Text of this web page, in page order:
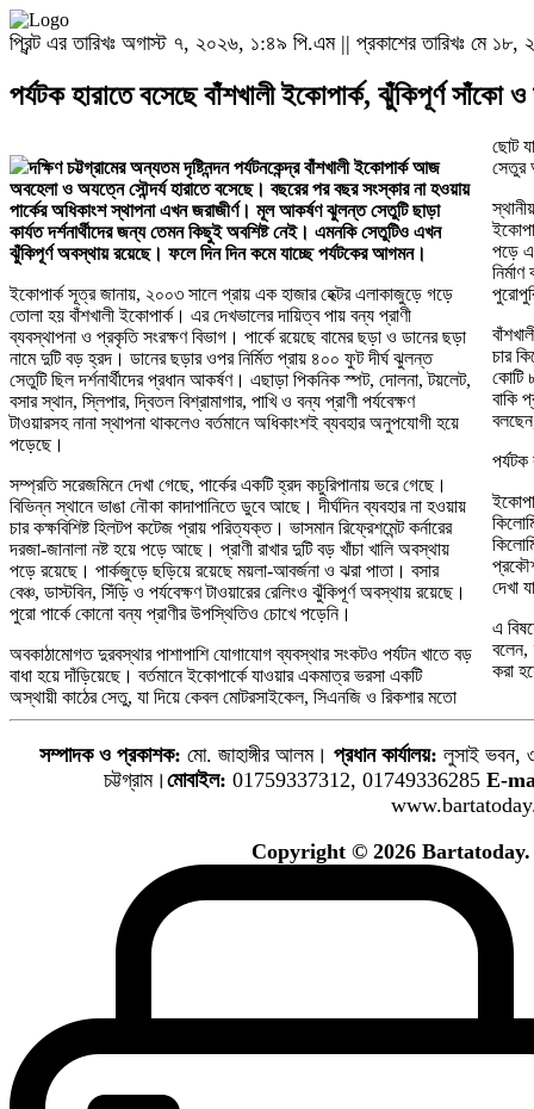
প্রিন্ট এর তারিখঃ অগাস্ট ৭, ২০২৬, ১:৪৯ পি.এম || প্রকাশের তারিখঃ মে
পর্যটক হারাতে বসেছে বাঁশখালী ইকোপার্ক, ঝুঁকিপূর্ণ সাঁকো
দক্ষিণ চট্টগ্রামের অন্যতম দৃষ্টিনন্দন পর্যটনকেন্দ্র বাঁশখালী ইকোপার্ক আজ
অবহেলা ও অযত্নে সৌন্দর্য হারাতে বসেছে। বছরের পর বছর সংস্কার না হওয়ায়
পার্কের অধিকাংশ স্থাপনা এখন জরাজীর্ণ। মূল আকর্ষণ ঝুলন্ত সেতুটি ছাড়া
কার্যত দর্শনার্থীদের জন্য তেমন কিছুই অবশিষ্ট নেই। এমনকি সেতুটিও এখন
ঝুঁকিপূর্ণ অবস্থায় রয়েছে। ফলে দিন দিন কমে যাচ্ছে পর্যটকের আগমন।
ইকোপার্ক সূত্র জানায়, ২০০৩ সালে প্রায় এক হাজার হেক্টর এলাকাজুড়ে গড়ে
তোলা হয় বাঁশখালী ইকোপার্ক। এর দেখভালের দায়িত্ব পায় বন্য প্রাণী
ব্যবস্থাপনা ও প্রকৃতি সংরক্ষণ বিভাগ। পার্কে রয়েছে বামের ছড়া ও ডানের ছড়া
নামে দুটি বড় হ্রদ। ডানের ছড়ার ওপর নির্মিত প্রায় ৪০০ ফুট দীর্ঘ ঝুলন্ত
সেতুটি ছিল দর্শনার্থীদের প্রধান আকর্ষণ। এছাড়া পিকনিক স্পট, দোলনা, টয়লেট,
বসার স্থান, স্লিপার, দ্বিতল বিশ্রামাগার, পাখি ও বন্য প্রাণী পর্যবেক্ষণ
টাওয়ারসহ নানা স্থাপনা থাকলেও বর্তমানে অধিকাংশই ব্যবহার অনুপযোগী হয়ে
পড়েছে।
সম্প্রতি সরেজমিনে দেখা গেছে, পার্কের একটি হ্রদ কচুরিপানায় ভরে গেছে।
বিভিন্ন স্থানে ভাঙা নৌকা কাদাপানিতে ডুবে আছে। দীর্ঘদিন ব্যবহার না হওয়ায়
চার কক্ষবিশিষ্ট হিলটপ কটেজ প্রায় পরিত্যক্ত। ভাসমান রিফ্রেশমেন্ট কর্নারের
দরজা-জানালা নষ্ট হয়ে পড়ে আছে। প্রাণী রাখার দুটি বড় খাঁচা খালি অবস্থায়
পড়ে রয়েছে। পার্কজুড়ে ছড়িয়ে রয়েছে ময়লা-আবর্জনা ও ঝরা পাতা। বসার
বেঞ্চ, ডাস্টবিন, সিঁড়ি ও পর্যবেক্ষণ টাওয়ারের রেলিংও ঝুঁকিপূর্ণ অবস্থায় রয়েছে।
পুরো পার্কে কোনো বন্য প্রাণীর উপস্থিতিও চোখে পড়েনি।
অবকাঠামোগত দুরবস্থার পাশাপাশি যোগাযোগ ব্যবস্থার সংকটও পর্যটন খাতে বড়
বাধা হয়ে দাঁড়িয়েছে। বর্তমানে ইকোপার্কে যাওয়ার একমাত্র ভরসা একটি
অস্থায়ী কাঠের সেতু, যা দিয়ে কেবল মোটরসাইকেল, সিএনজি ও রিকশার মতো
ছোট
সেতুর
পড়ে
চার
কোটি
বাকি
দেখা
এ
বলেন,
করা
সম্পাদক ও প্রকাশক: মো. জাহাঙ্গীর আলম।প্রধান কার্যালয়: লুসাই ভবন,
চট্টগ্রাম। মোবাইল: 01759337312, 01749336285 E-
Copyright © 2026